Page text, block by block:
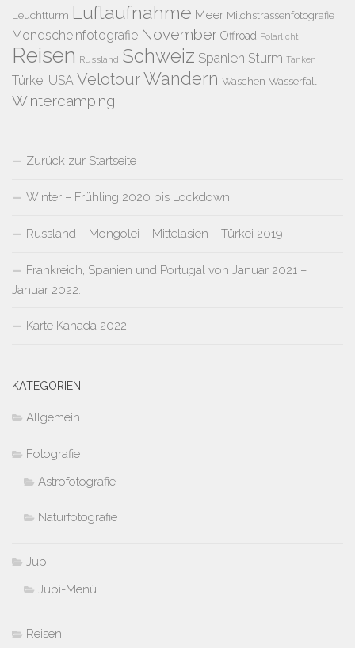
Leuchtturm Luftaufnahme Meer Milchstrassenfotografie
Mondscheinfotografie November Offroad Polarlicht
Reisen Russland Schweiz Spanien Sturm Tanken
Türkei USA VelotourWandern Waschen Wasserfall
Wintercamping
Zurück zur Startseite
Winter – Frühling 2020 bis Lockdown
Russland – Mongolei – Mittelasien – Türkei 2019
Frankreich, Spanien und Portugal von Januar 2021 –
Januar 2022:
Karte Kanada 2022
KATEGORIEN
Allgemein
Fotografie
Astrofotografie
Naturfotografie
Jupi
Jupi-Menü
Reisen